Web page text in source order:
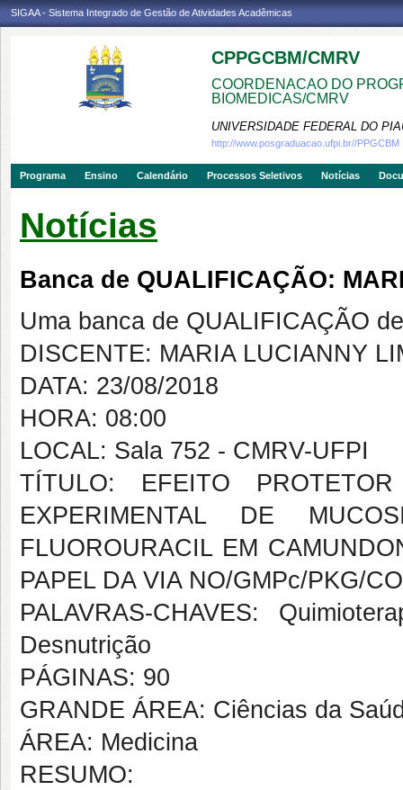
SIGAA - Sistema Integrado de Gestão de Atividades Acadêmicas
CPPGCBM/CMRV
COORDENACAO DO
BIOMEDICAS/CMRV
UNIVERSIDADE FEDERAL DO
http://www.posgraduacao.ufpi.br//PPGCBM
Programa Ensino Calendário Processos Seletivos Notícias
Notícias
Banca de QUALIFICAÇÃO:
Uma banca de QUALIFICAÇÃO
DISCENTE: MARIA LUCIANNY
DATA: 23/08/2018
HORA: 08:00
LOCAL: Sala 752 - CMRV-UFPI
TÍTULO: EFEITO
EXPERIMENTAL DE
FLUOROURACIL EM
PAPEL DA VIA NO/GMPc/PKG/
PALAVRAS-CHAVES:
Desnutrição
PÁGINAS: 90
GRANDE ÁREA: Ciências da
ÁREA: Medicina
RESUMO: